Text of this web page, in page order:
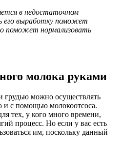
в недостаточном
его выработку поможет
поможет нормализовать
молока руками
можно осуществлять
и с помощью молокоотсоса.
тех, у кого много времени,
процесс. Но если у вас есть
им, поскольку данный